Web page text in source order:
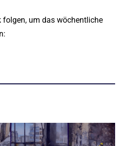
folgen, um das wöchentliche